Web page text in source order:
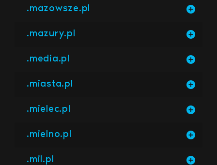
.mazowsze.pl
.mazury.pl
.media.pl
.miasta.pl
.mielec.pl
.mielno.pl
.mil.pl